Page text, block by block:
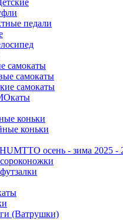
педали
самокаты
самокаты
самокаты
коньки
коньки
осень - зима 2025 -
(Ватрушки)